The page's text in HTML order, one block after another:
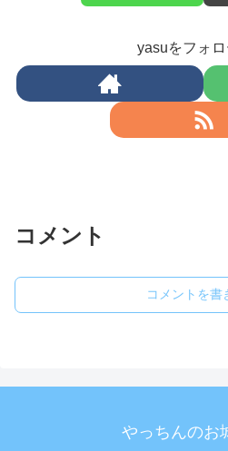
yasuをフォ
コメント
コメントを書
やっちんのお